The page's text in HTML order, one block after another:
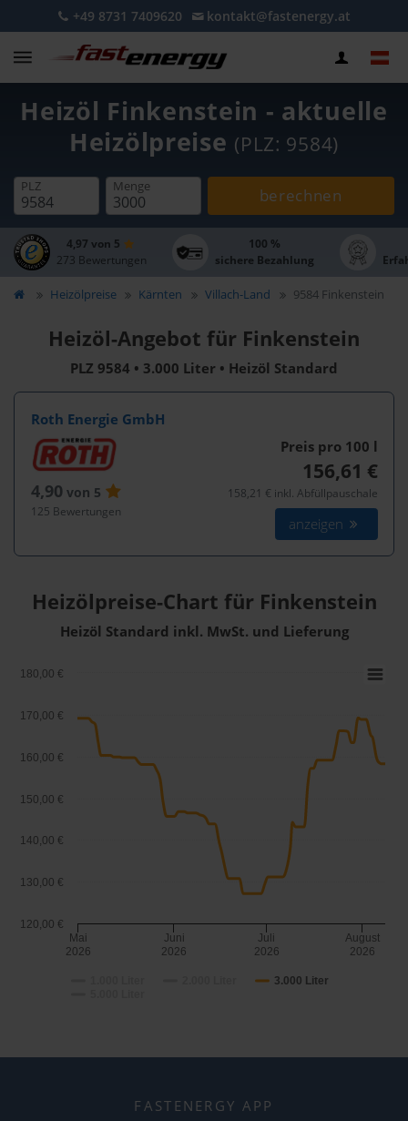
+49 8731 7409620 kontakt@fastenergy.at
Heizöl Finkenstein - aktuelle
Heizölpreise (PLZ: 9584)
PLZ Menge berechnen
4,97 von 5
273 Bewertungen
100 %
sichere Bezahlung
Heizölpreise Kärnten Villach-Land 9584 Finkenstein
Heizöl-Angebot für Finkenstein
PLZ 9584 • 3.000 Liter • Heizöl Standard
Roth Energie GmbH
4,90 von 5
125 Bewertungen
Preis pro 100 l
156,61 €
158,21 € inkl. Abfüllpauschale
anzeigen
Heizölpreise-Chart für Finkenstein
Heizöl Standard inkl. MwSt. und Lieferung
3.000 Liter
Mai
2026
Juni
2026
Juli
2026
August
2026
120,00 €
130,00 €
140,00 €
150,00 €
160,00 €
170,00 €
180,00 €
FASTENERGY APP